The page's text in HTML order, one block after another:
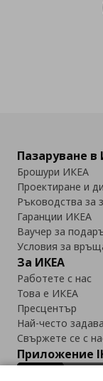
Пазаруване в
Брошури ИКЕА
Проектиране и
Ръководства за
Гаранции ИКЕА
Ваучер за
Условия за
За ИКЕА
Работете с нас
Това е ИКЕА
Пресцентър
Най-често
Свържете се с
Приложение